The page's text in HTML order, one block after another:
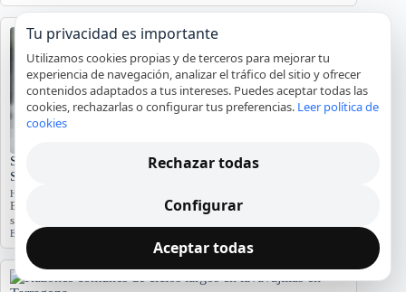
Significado del Error E01 en Hornos Teka: Causas y
Soluciones
Hornos y placas de cocina
El error E01 en hornos Teka indica problemas. Conozca sus causas y
síntomas para diagnosticar…
Error E01
Tu privacidad es importante
Utilizamos cookies propias y de terceros para mejorar tu
experiencia de navegación, analizar el tráfico del sitio y ofrecer
contenidos adaptados a tus intereses. Puedes aceptar todas las
cookies, rechazarlas o configurar tus preferencias. Leer política de
cookies
Rechazar todas
Configurar
Aceptar todas